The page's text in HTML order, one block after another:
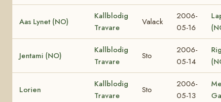
Aas Lynet (NO)
Kallblodig
Travare
Valack
2006-
05-16
Jentami (NO)
Kallblodig
Travare
Sto
2006-
05-14
Lorien
Kallblodig
Travare
Sto
2006-
05-13